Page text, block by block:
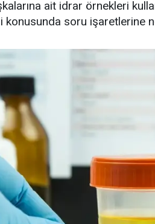
ait idrar örnekleri
konusunda soru işaretlerine